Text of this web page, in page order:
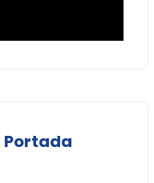
Portada